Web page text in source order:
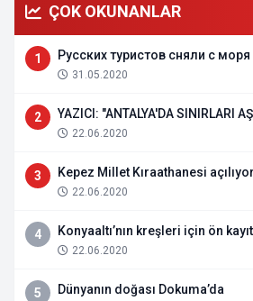
ÇOK OKUNANLAR
1 Русских туристов сняли с
31.05.2020
2 YAZICI: "ANTALYA'DA SINIRLARI
22.06.2020
3 Kepez Millet Kıraathanesi açılıyor
22.06.2020
4 Konyaaltı’nın kreşleri için ön
22.06.2020
5 Dünyanın doğası Dokuma’da